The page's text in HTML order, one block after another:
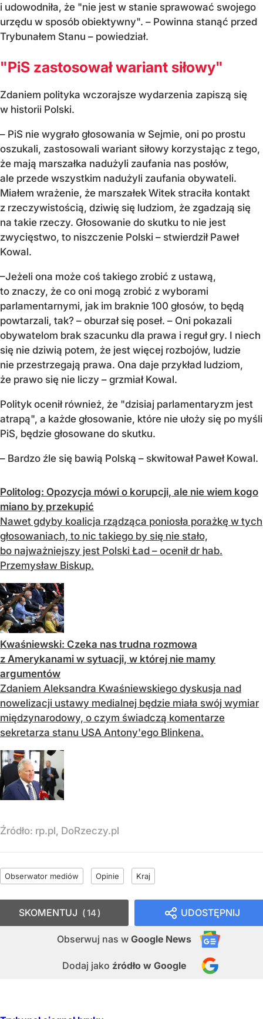
i udowodniła, że "nie jest w stanie sprawować swojego
urzędu w sposób obiektywny". – Powinna stanąć przed
Trybunałem Stanu – powiedział.
"PiS zastosował wariant siłowy"
Zdaniem polityka wczorajsze wydarzenia zapiszą się
w historii Polski.
– PiS nie wygrało głosowania w Sejmie, oni po prostu
oszukali, zastosowali wariant siłowy korzystając z tego,
że mają marszałka nadużyli zaufania nas posłów,
ale przede wszystkim nadużyli zaufania obywateli.
Miałem wrażenie, że marszałek Witek straciła kontakt
z rzeczywistością, dziwię się ludziom, że zgadzają się
na takie rzeczy. Głosowanie do skutku to nie jest
zwycięstwo, to niszczenie Polski – stwierdził Paweł
Kowal.
–Jeżeli ona może coś takiego zrobić z ustawą,
to znaczy, że co oni mogą zrobić z wyborami
parlamentarnymi, jak im braknie 100 głosów, to będą
powtarzali, tak? – oburzał się poseł. – Oni pokazali
obywatelom brak szacunku dla prawa i reguł gry. I niech
się nie dziwią potem, że jest więcej rozbojów, ludzie
nie przestrzegają prawa. Ona daje przykład ludziom,
że prawo się nie liczy – grzmiał Kowal.
Polityk ocenił również, że "dzisiaj parlamentaryzm jest
atrapą", a każde głosowanie, które nie ułoży się po myśli
PiS, będzie głosowane do skutku.
– Bardzo źle się bawią Polską – skwitował Paweł Kowal.
Politolog: Opozycja mówi o korupcji, ale nie wiem kogo
miano by przekupić
Nawet gdyby koalicja rządząca poniosła porażkę w tych
głosowaniach, to nic takiego by się nie stało,
bo najważniejszy jest Polski Ład – ocenił dr hab.
Przemysław Biskup.
Kwaśniewski: Czeka nas trudna rozmowa
z Amerykanami w sytuacji, w której nie mamy
argumentów
Zdaniem Aleksandra Kwaśniewskiego dyskusja nad
nowelizacji ustawy medialnej będzie miała swój wymiar
międzynarodowy, o czym świadczą komentarze
sekretarza stanu USA Antony'ego Blinkena.
Źródło: rp.pl, DoRzeczy.pl
Obserwator mediów Opinie Kraj
UDOSTĘPNIJ
Obserwuj nas w Google News
Dodaj jako źródło w Google
SKOMENTUJ 14